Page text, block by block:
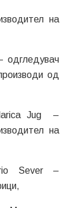
на
одгледувач
од
Jug –
на
Sever –